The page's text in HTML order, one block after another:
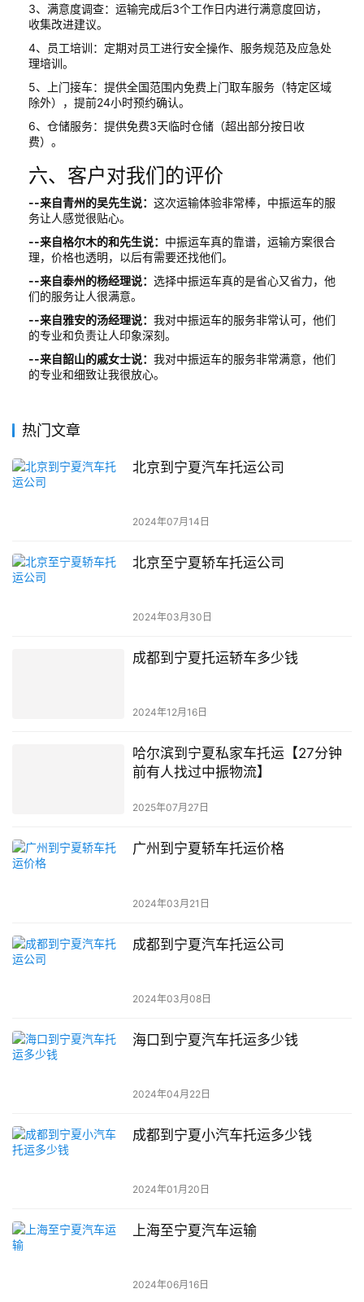
3、满意度调查：运输完成后3个工作日内进行满意度回访，
收集改进建议。
4、员工培训：定期对员工进行安全操作、服务规范及应急处
理培训。
5、上门接车：提供全国范围内免费上门取车服务（特定区域
除外），提前24小时预约确认。
6、仓储服务：提供免费3天临时仓储（超出部分按日收
费）。
六、客户对我们的评价
--来自青州的吴先生说： 这次运输体验非常棒，中振运车的服
务让人感觉很贴心。
--来自格尔木的和先生说： 中振运车真的靠谱，运输方案很合
理，价格也透明，以后有需要还找他们。
--来自泰州的杨经理说： 选择中振运车真的是省心又省力，他
们的服务让人很满意。
--来自雅安的汤经理说： 我对中振运车的服务非常认可，他们
的专业和负责让人印象深刻。
--来自韶山的戚女士说： 我对中振运车的服务非常满意，他们
的专业和细致让我很放心。
热门文章
北京到宁夏汽车托运公司
2024年07月14日
北京至宁夏轿车托运公司
2024年03月30日
成都到宁夏托运轿车多少钱
2024年12月16日
哈尔滨到宁夏私家车托运【27分钟
前有人找过中振物流】
2025年07月27日
广州到宁夏轿车托运价格
2024年03月21日
成都到宁夏汽车托运公司
2024年03月08日
海口到宁夏汽车托运多少钱
2024年04月22日
成都到宁夏小汽车托运多少钱
2024年01月20日
上海至宁夏汽车运输
2024年06月16日